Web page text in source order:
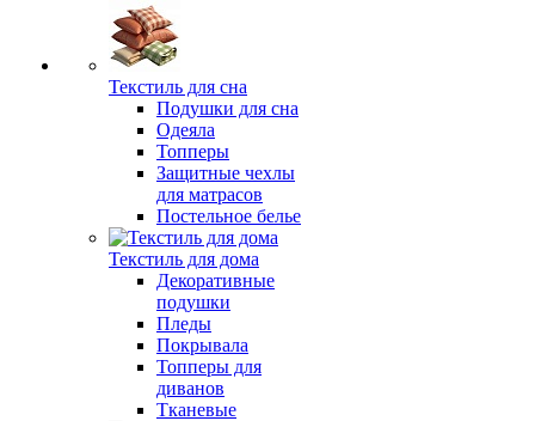
Текстиль для сна
Подушки для сна
Одеяла
Топперы
Защитные чехлы
для матрасов
Постельное белье
Текстиль для дома
Декоративные
подушки
Пледы
Покрывала
Топперы для
диванов
Тканевые